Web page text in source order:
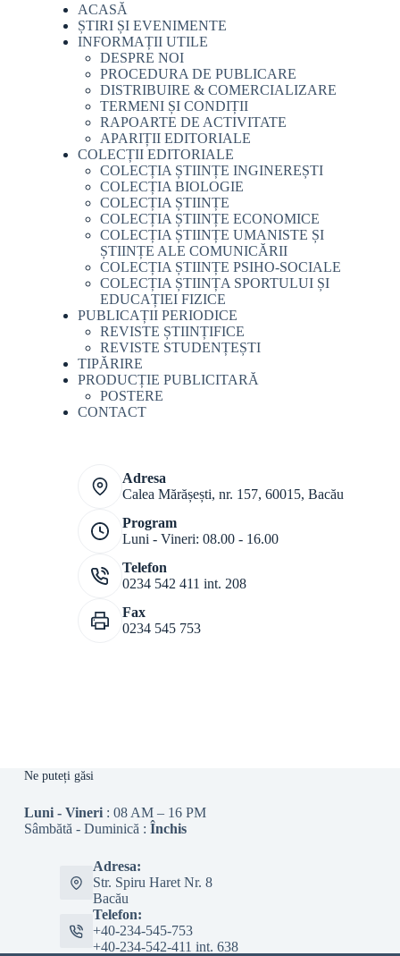
ACASĂ
ȘTIRI ȘI EVENIMENTE
INFORMAȚII UTILE
DESPRE NOI
PROCEDURA DE PUBLICARE
DISTRIBUIRE & COMERCIALIZARE
TERMENI ȘI CONDIȚII
RAPOARTE DE ACTIVITATE
APARIȚII EDITORIALE
COLECȚII EDITORIALE
COLECȚIA ȘTIINȚE INGINEREȘTI
COLECȚIA BIOLOGIE
COLECȚIA ȘTIINȚE
COLECȚIA ȘTIINȚE ECONOMICE
COLECȚIA ȘTIINȚE UMANISTE ȘI
ȘTIINȚE ALE COMUNICĂRII
COLECȚIA ȘTIINȚE PSIHO-SOCIALE
COLECȚIA ȘTIINȚA SPORTULUI ȘI
EDUCAȚIEI FIZICE
PUBLICAȚII PERIODICE
REVISTE ȘTIINȚIFICE
REVISTE STUDENȚEȘTI
TIPĂRIRE
PRODUCȚIE PUBLICITARĂ
POSTERE
CONTACT
Adresa
Calea Mărășești, nr. 157, 60015, Bacău
Program
Luni - Vineri: 08.00 - 16.00
Telefon
0234 542 411 int. 208
Fax
0234 545 753
Ne puteți găsi
Luni - Vineri: 08 AM – 16 PM
Sâmbătă - Duminică : Închis
Adresa:
Str. Spiru Haret Nr. 8
Bacău
Telefon:
+40-234-545-753
+40-234-542-411 int. 638